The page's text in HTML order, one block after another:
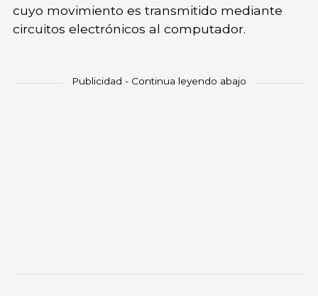
cuyo movimiento es transmitido mediante
circuitos electrónicos al computador.